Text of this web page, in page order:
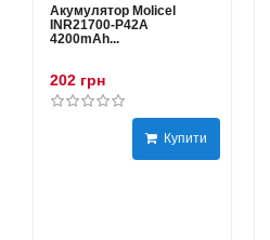
Акумулятор Molicel
INR21700-P42A
4200mAh...
202 грн
Купити